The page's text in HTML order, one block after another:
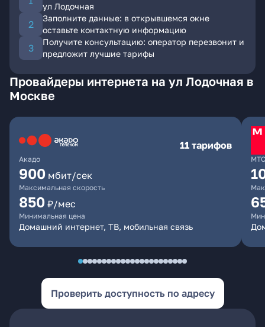
ул Лодочная
Заполните данные: в открывшемся окне
оставьте контактную информацию
Получите консультацию: оператор перезвонит и
предложит лучшие тарифы
Провайдеры интернета на ул Лодочная в
Москве
Акадо
11 тарифов
900 мбит/сек
Максимальная скорость
850 ₽/мес
Минимальная цена
Домашний интернет, ТВ, мобильная связь
МТС
Проверить доступность по адресу